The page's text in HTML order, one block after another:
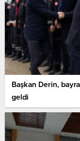
Başkan Derin,
geldi